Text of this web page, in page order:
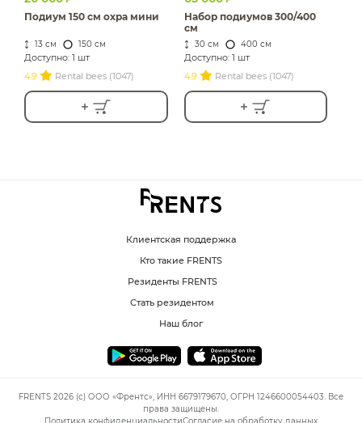
Подиум 150 см охра мини
13 см 150 см
Доступно: 1 шт
4.9
Rental bees (1047)
Набор подиумов 300/400
см
30 см 400 см
Доступно: 1 шт
4.9
Rental bees (1047)
Клиентская поддержка
Кто такие FRENTS
Резиденты FRENTS
Стать резидентом
Наш блог
FRENTS 2026 (c) ООО «Френтс», ИНН 6679179670, ОГРН 1246600054403. Все
права защищены.